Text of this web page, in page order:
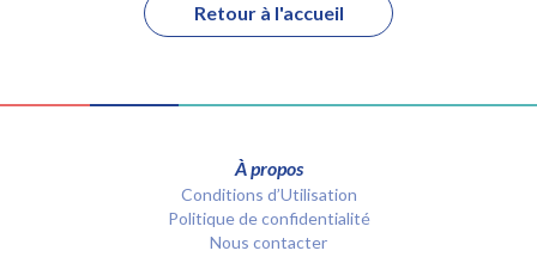
Retour à l'accueil
À propos
Conditions d’Utilisation
Politique de confidentialité
Nous contacter